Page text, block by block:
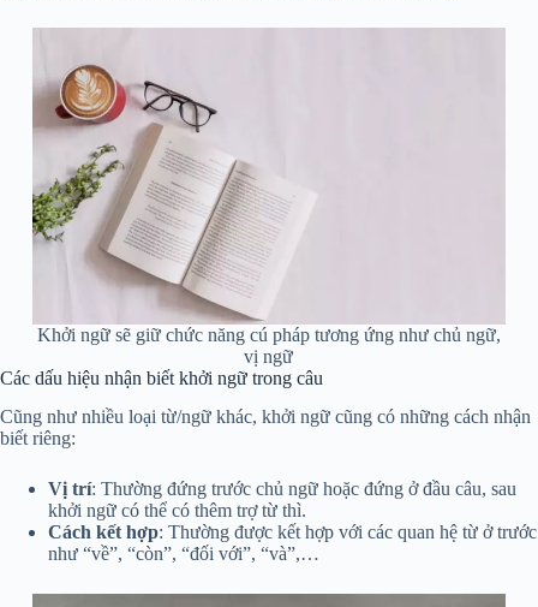
Khởi ngữ sẽ giữ chức năng cú pháp tương ứng như chủ ngữ,
vị ngữ
Các dấu hiệu nhận biết khởi ngữ trong câu
Cũng như nhiều loại từ/ngữ khác, khởi ngữ cũng có những cách nhận
biết riêng:
Vị trí: Thường đứng trước chủ ngữ hoặc đứng ở đầu câu, sau
khởi ngữ có thể có thêm trợ từ thì.
Cách kết hợp: Thường được kết hợp với các quan hệ từ ở trước
như “về”, “còn”, “đối với”, “và”,…